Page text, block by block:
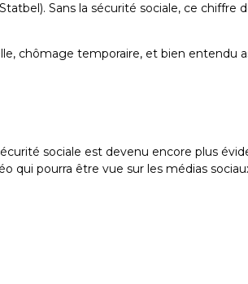
Sans la sécurité sociale, ce chiffre
chômage temporaire, et bien entendu
sociale est devenu encore plus
qui pourra être vue sur les médias